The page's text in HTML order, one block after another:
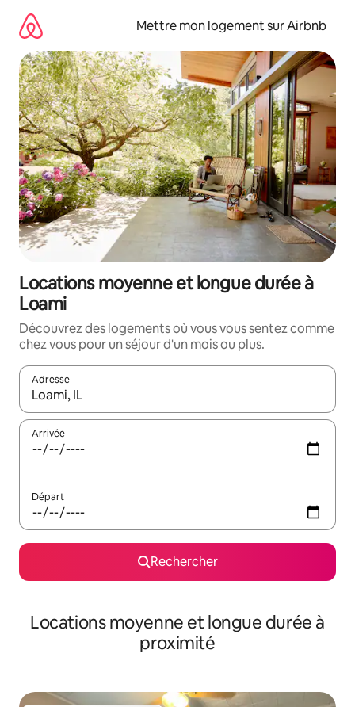
directement
contenu
Mettre mon logement sur Airbnb
Locations moyenne et longue durée à
Loami
Découvrez des logements où vous vous sentez comme
chez vous pour un séjour d'un mois ou plus.
Adresse
Lorsque les résultats s'affichent, utilisez les flèches vers le
Arrivée
Départ
Rechercher
Locations moyenne et longue durée à
proximité